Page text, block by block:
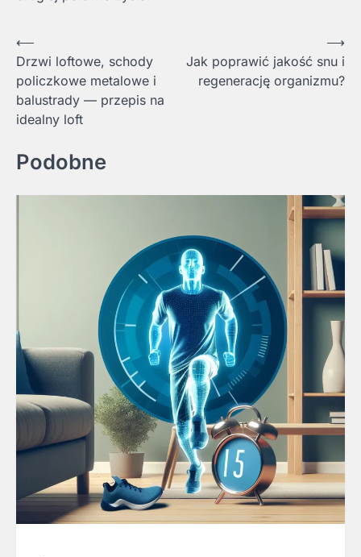
Nawigacja
wpisu
⟵
Drzwi loftowe, schody
policzkowe metalowe i
balustrady — przepis na
idealny loft
Jak poprawić jakość snu i
regenerację organizmu?
⟶
Podobne